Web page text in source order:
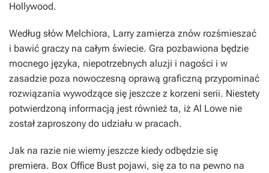
Hollywood.
Według słów Melchiora, Larry zamierza znów rozśmieszać
i bawić graczy na całym świecie. Gra pozbawiona będzie
mocnego języka, niepotrzebnych aluzji i nagości i w
zasadzie poza nowoczesną oprawą graficzną przypominać
rozwiązania wywodzące się jeszcze z korzeni serii. Niestety
potwierdzoną informacją jest również ta, iż Al Lowe nie
został zaproszony do udziału w pracach.
Jak na razie nie wiemy jeszcze kiedy odbędzie się
premiera. Box Office Bust pojawi, się za to na pewno na